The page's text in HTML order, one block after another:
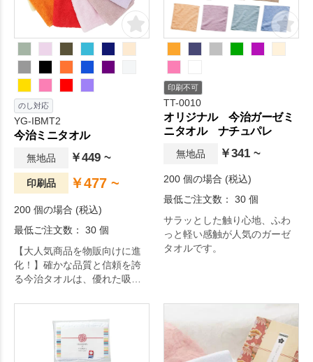
のし対応
YG-IBMT2
今治ミニタオル
無地品 ￥449 ~
印刷品 ￥477 ~
200 個の場合 (税込)
最低ご注文数： 30 個
【大人気商品を物販向けに進
化！】確かな品質と信頼を誇
る今治タオルは、優れた吸水
25cm角の使いやすいサイズは
業界問わず大変ご好評いただ
いております。
印刷不可
TT-0010
オリジナル 今治ガーゼミ
ニタオル ナチュパレ
無地品 ￥341 ~
200 個の場合 (税込)
最低ご注文数： 30 個
サラッとした触り心地、ふわ
っと軽い感触が人気のガーゼ
タオルです。